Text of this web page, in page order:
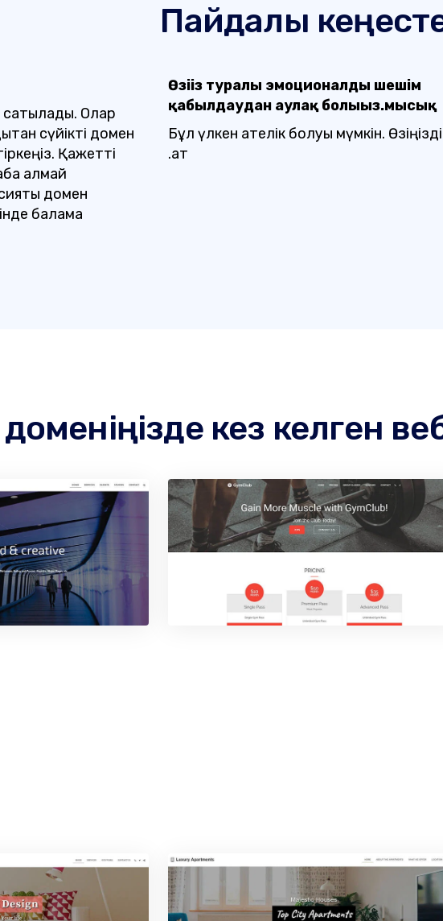
Пайдалы
Олар
сүйікті домен
Қажетті
алмай
домен
балама
Өзіңіз туралы эмоционалды шешім
қабылдаудан аулақ болыңыз.мысық
Бұл үлкен қателік болуы мүмкін.
.қат
доменіңізде кез келген